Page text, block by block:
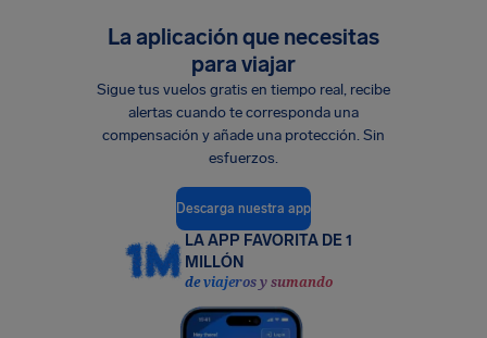
La aplicación que necesitas
para viajar
Sigue tus vuelos gratis en tiempo real, recibe
alertas cuando te corresponda una
compensación y añade una protección. Sin
esfuerzos.
Descarga nuestra app
LA APP FAVORITA DE 1
MILLÓN
de viajeros y sumando